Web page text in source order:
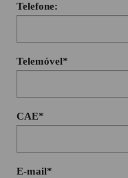
Telefone:
Telemóvel*
CAE*
E-mail*